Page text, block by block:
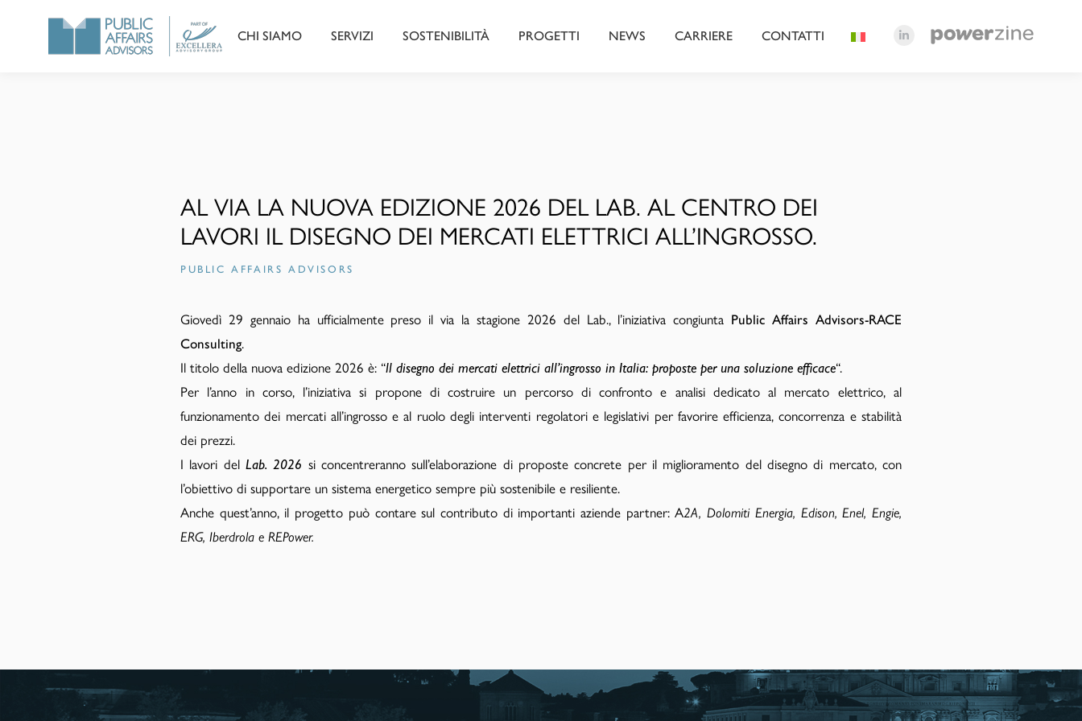
CHI SIAMO SERVIZI SOSTENIBILITÀ PROGETTI NEWS CARRIERE CONTATTI
Linkedin
AL VIA LA NUOVA EDIZIONE 2026 DEL LAB. AL CENTRO DEI
LAVORI IL DISEGNO DEI MERCATI ELETTRICI ALL’INGROSSO.
PUBLIC AFFAIRS ADVISORS
Giovedì 29 gennaio ha ufficialmente preso il via la stagione 2026 del Lab., l’iniziativa congiunta Public Affairs Advisors-RACE
Consulting.
Il titolo della nuova edizione 2026 è: “ll disegno dei mercati elettrici all’ingrosso in Italia: proposte per una soluzione efficace“.
Per l’anno in corso, l’iniziativa si propone di costruire un percorso di confronto e analisi dedicato al mercato elettrico, al
funzionamento dei mercati all’ingrosso e al ruolo degli interventi regolatori e legislativi per favorire efficienza, concorrenza e stabilità
dei prezzi.
I lavori del Lab. 2026 si concentreranno sull’elaborazione di proposte concrete per il miglioramento del disegno di mercato, con
l’obiettivo di supportare un sistema energetico sempre più sostenibile e resiliente.
Anche quest’anno, il progetto può contare sul contributo di importanti aziende partner: A2A, Dolomiti Energia, Edison, Enel, Engie,
ERG, Iberdrola e REPower.